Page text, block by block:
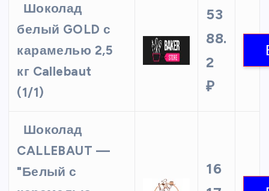
Шоколад
белый GOLD с
карамелью 2,5
кг Callebaut
(1/1)
53
88.
2
₽
Шоколад
CALLEBAUT —
"Белый с
16